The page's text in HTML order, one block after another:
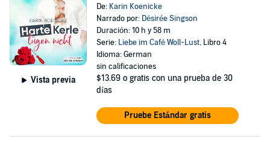
Vista previa
De: Karin Koenicke
Narrado por: Désirée Singson
Duración: 10 h y 58 m
Serie: Liebe im Café Woll-Lust, Libro 4
Idioma: German
sin calificaciones
$13.69 o gratis con una prueba de 30
días
Pruebe Estándar gratis